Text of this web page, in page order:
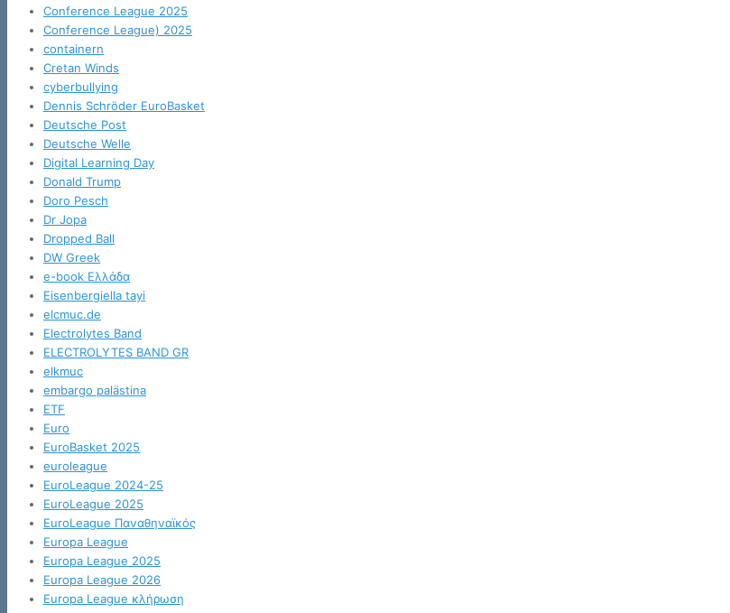
Conference League 2025
Conference League) 2025
containern
Cretan Winds
cyberbullying
Dennis Schröder EuroBasket
Deutsche Post
Deutsche Welle
Digital Learning Day
Donald Trump
Doro Pesch
Dr Jopa
Dropped Ball
DW Greek
e-book Ελλάδα
Eisenbergiella tayi
elcmuc.de
Electrolytes Band
ELECTROLYTES BAND GR
elkmuc
embargo palästina
ETF
Euro
EuroBasket 2025
euroleague
EuroLeague 2024-25
EuroLeague 2025
EuroLeague Παναθηναϊκός
Europa League
Europa League 2025
Europa League 2026
Europa League κλήρωση